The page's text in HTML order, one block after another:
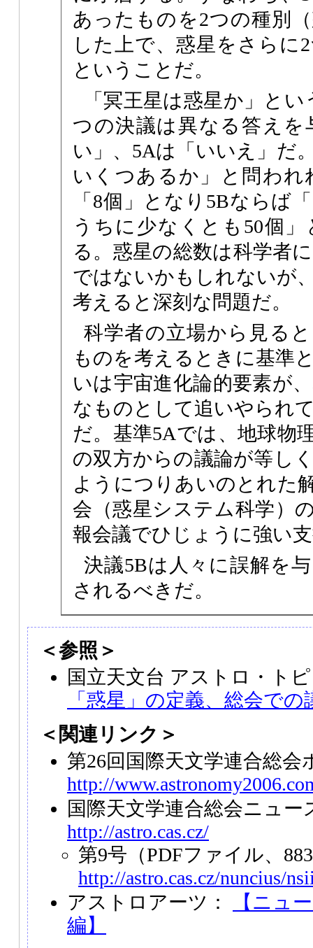
あったものを2つの種別
した上で、惑星をさらに
ということだ。
「冥王星は惑星か」と
つの決議は異なる答えを
い」、5Aは「いいえ」だ
いくつあるか」と問われ
「8個」となり5Bならば
うちに少なくとも50個
る。惑星の総数は科学者
ではないかもしれないが
考えると深刻な問題だ。
科学者の立場から見る
ものを考えるときに基準
いは宇宙進化論的要素が
なものとして追いやられ
だ。基準5Aでは、地球物
の双方からの議論が等し
ようにつりあいのとれた
会（惑星システム科学）
報会議でひじょうに強い
決議5Bは人々に誤解を
されるべきだ。
＜参照＞
国立天文台 アストロ・ト
「惑星」の定義、総会での
＜関連リンク＞
第26回国際天文学連合総会
http://
国際天文学連合総会ニュ
http://astro.cas.cz/
第9号（PDFファイル、
http://astro.cas.cz/nuncius/
アストロアーツ：
【ニュ
編】